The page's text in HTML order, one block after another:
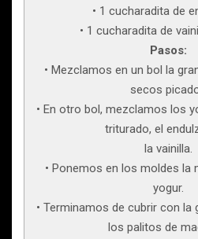
• 1 cucharadita de
• 1 cucharadita de
Pasos:
• Mezclamos en un bol la
secos
• En otro bol, mezclamos los
triturado, el
la vainilla.
• Ponemos en los moldes la
yogur.
• Terminamos de cubrir con la
los palitos de